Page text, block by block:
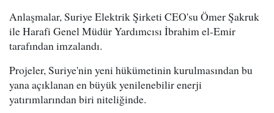
Anlaşmalar, Suriye Elektrik Şirketi CEO'su Ömer Şakruk
ile Harafi Genel Müdür Yardımcısı İbrahim el-Emir
tarafından imzalandı.
Projeler, Suriye'nin yeni hükümetinin kurulmasından bu
yana açıklanan en büyük yenilenebilir enerji
yatırımlarından biri niteliğinde.